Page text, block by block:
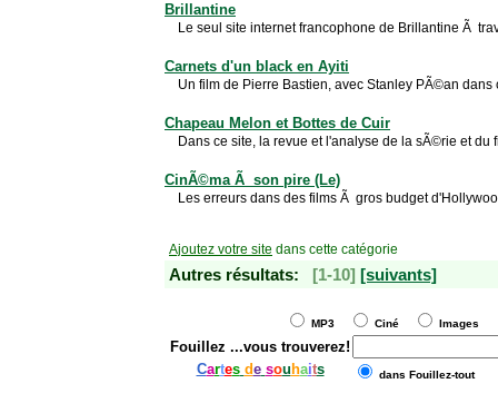
Brillantine
Le seul site internet francophone de Brillantine Ã
Carnets d'un black en Ayiti
Un film de Pierre Bastien, avec Stanley PÃ©an dans
Chapeau Melon et Bottes de Cuir
Dans ce site, la revue et l'analyse de la sÃ©rie et du
CinÃ©ma Ã son pire (Le)
Les erreurs dans des films Ã gros budget
Ajoutez votre site dans cette catégorie
Autres résultats: [1-10] [suivants]
MP3 Ciné Images
Fouillez ...vous trouverez!
Cartes de sou haits dans Fouillez-tout